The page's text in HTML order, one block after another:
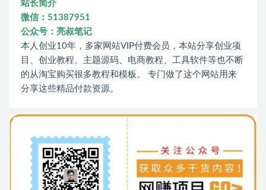
站长简介
微信：51387951
公众号：亮叔笔记
本人创业10年，多家网站VIP付费会员，本站分享创业项
目、创业教程、主题源码、电商教程、工具软件等也不断
的从淘宝购买很多教程和模板。 专门做了这个网站用来
分享这些精品付款资源。